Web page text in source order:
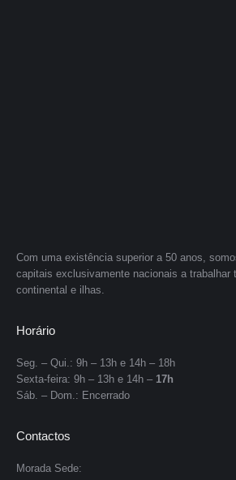
Com uma existência superior a 50 anos,
capitais exclusivamente nacionais a trabalhar
continental e ilhas.
Horário
Seg. – Qui.: 9h – 13h e 14h – 18h
Sexta-feira: 9h – 13h e 14h – 17h
Sáb. – Dom.: Encerrado
Contactos
Morada Sede: